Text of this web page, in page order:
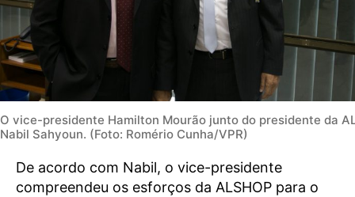
O vice-presidente Hamilton Mourão junto do presidente da
Nabil Sahyoun. (Foto: Romério Cunha/VPR)
De acordo com Nabil, o vice-presidente
compreendeu os esforços da ALSHOP para o